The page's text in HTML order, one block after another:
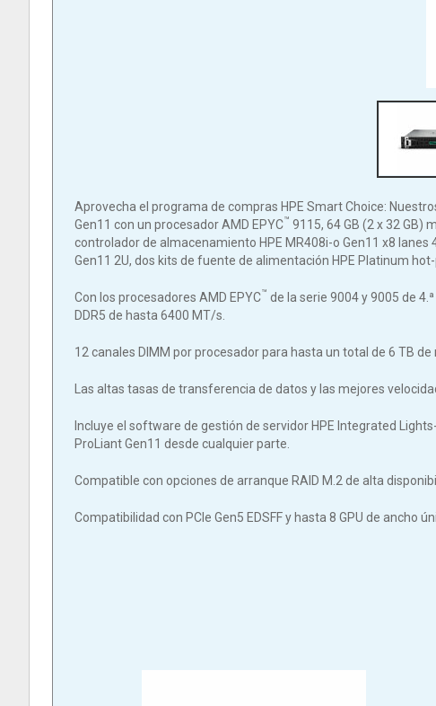
Aprovecha el programa de compras HPE Smart Choice:
Gen11 con un procesador AMD EPYC™ 9115, 64 GB (2 x 32 GB)
controlador de almacenamiento HPE MR408i-o Gen11 x8 lanes
Gen11 2U, dos kits de fuente de alimentación HPE Platinum
Con los procesadores AMD EPYC™ de la serie 9004 y 9005 de
DDR5 de hasta 6400 MT/s.
12 canales DIMM por procesador para hasta un total de 6 TB
Las altas tasas de transferencia de datos y las mejores
Incluye el software de gestión de servidor HPE Integrated
ProLiant Gen11 desde cualquier parte.
Compatible con opciones de arranque RAID M.2 de alta
Compatibilidad con PCIe Gen5 EDSFF y hasta 8 GPU de ancho